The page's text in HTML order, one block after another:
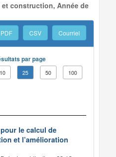
construction, Année de
PDF CSV Courriel
par page
10 25 50 100
le calcul de
et l’amélioration